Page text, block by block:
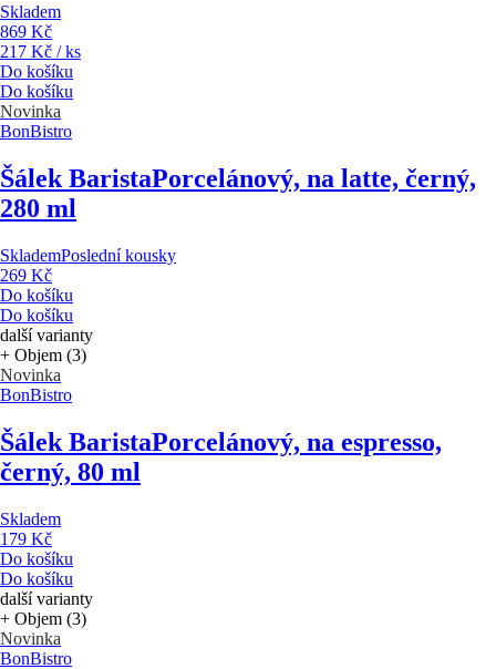
Skladem
869 Kč
217 Kč / ks
Do košíku
Do košíku
Novinka
BonBistro
Šálek BaristaPorcelánový, na latte, černý,
280 ml
SklademPoslední kousky
269 Kč
Do košíku
Do košíku
další varianty
+ Objem (3)
Novinka
BonBistro
Šálek BaristaPorcelánový, na espresso,
černý, 80 ml
Skladem
179 Kč
Do košíku
Do košíku
další varianty
+ Objem (3)
Novinka
BonBistro